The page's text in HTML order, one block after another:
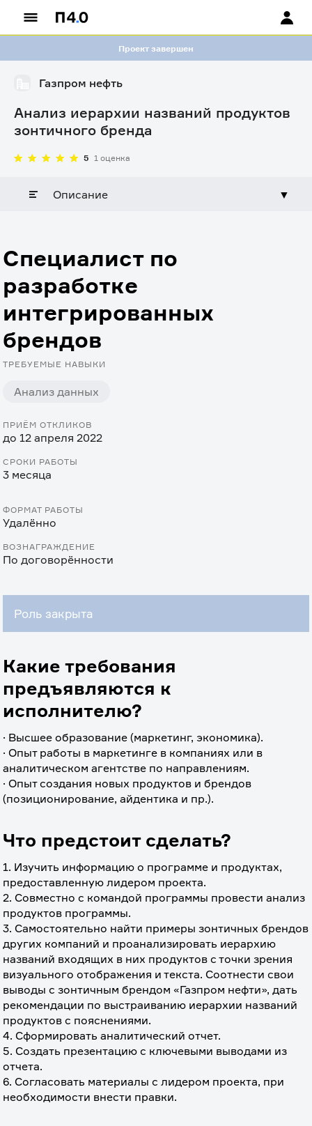
Проект завершен
Газпром нефть
Анализ иерархии названий продуктов
зонтичного бренда
5 1 оценка
Описание ▼
Специалист по
разработке
интегрированных
брендов
ТРЕБУЕМЫЕ НАВЫКИ
Анализ данных
ПРИЁМ ОТКЛИКОВ
до 12 апреля 2022
СРОКИ РАБОТЫ
3 месяца
ФОРМАТ РАБОТЫ
Удалённо
ВОЗНАГРАЖДЕНИЕ
По договорённости
Роль закрыта
Какие требования
предъявляются к
исполнителю?
· Высшее образование (маркетинг, экономика).
· Опыт работы в маркетинге в компаниях или в
аналитическом агентстве по направлениям.
· Опыт создания новых продуктов и брендов
(позиционирование, айдентика и пр.).
Что предстоит сделать?
1. Изучить информацию о программе и продуктах,
предоставленную лидером проекта.
2. Совместно с командой программы провести анализ
продуктов программы.
3. Самостоятельно найти примеры зонтичных брендов
других компаний и проанализировать иерархию
названий входящих в них продуктов с точки зрения
визуального отображения и текста. Соотнести свои
выводы с зонтичным брендом «Газпром нефти», дать
рекомендации по выстраиванию иерархии названий
продуктов с пояснениями.
4. Сформировать аналитический отчет.
5. Создать презентацию с ключевыми выводами из
отчета.
6. Согласовать материалы с лидером проекта, при
необходимости внести правки.